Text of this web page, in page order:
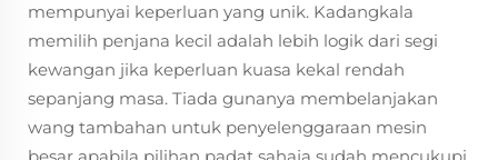
mempunyai keperluan yang unik. Kadangkala
memilih penjana kecil adalah lebih logik dari segi
kewangan jika keperluan kuasa kekal rendah
sepanjang masa. Tiada gunanya membelanjakan
wang tambahan untuk penyelenggaraan mesin